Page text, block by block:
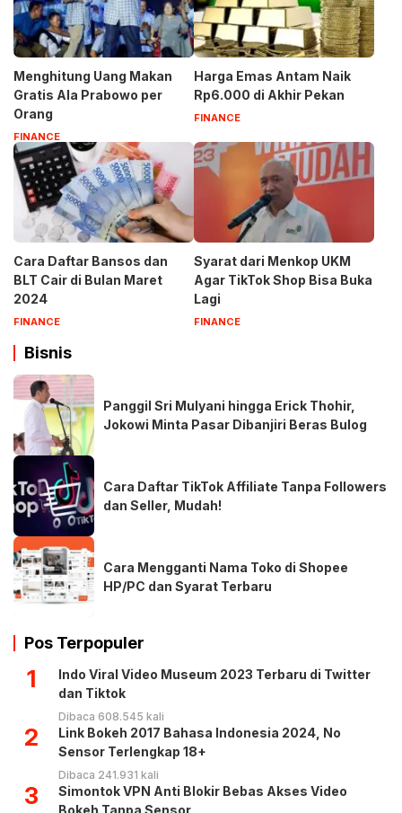
Menghitung Uang Makan
Gratis Ala Prabowo per
Orang
FINANCE
Harga Emas Antam Naik
Rp6.000 di Akhir Pekan
FINANCE
Cara Daftar Bansos dan
BLT Cair di Bulan Maret
2024
FINANCE
Syarat dari Menkop UKM
Agar TikTok Shop Bisa Buka
Lagi
FINANCE
Bisnis
Panggil Sri Mulyani hingga Erick Thohir,
Jokowi Minta Pasar Dibanjiri Beras Bulog
Cara Daftar TikTok Affiliate Tanpa Followers
dan Seller, Mudah!
Cara Mengganti Nama Toko di Shopee
HP/PC dan Syarat Terbaru
Pos Terpopuler
1
Indo Viral Video Museum 2023 Terbaru di Twitter
dan Tiktok
Dibaca 608.545 kali
2
Link Bokeh 2017 Bahasa Indonesia 2024, No
Sensor Terlengkap 18+
Dibaca 241.931 kali
3
Simontok VPN Anti Blokir Bebas Akses Video
Bokeh Tanpa Sensor